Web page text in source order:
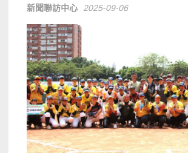
新聞聯訪中心 2025-09-06